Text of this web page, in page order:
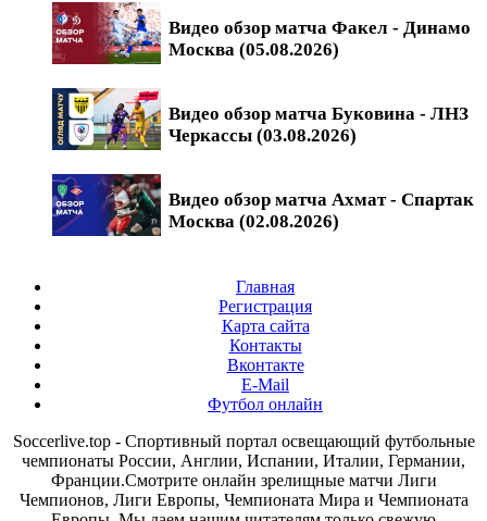
Видео обзор матча Факел - Динамо
Москва (05.08.2026)
Видео обзор матча Буковина - ЛНЗ
Черкассы (03.08.2026)
Видео обзор матча Ахмат - Спартак
Москва (02.08.2026)
Главная
Регистрация
Карта сайта
Контакты
Вконтакте
E-Mail
Футбол онлайн
Soccerlive.top - Спортивный портал освещающий футбольные
чемпионаты России, Англии, Испании, Италии, Германии,
Франции.Смотрите онлайн зрелищные матчи Лиги
Чемпионов, Лиги Европы, Чемпионата Мира и Чемпионата